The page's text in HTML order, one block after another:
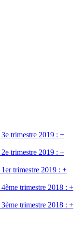
trimestre 2019 : +
trimestre 2019 : +
trimestre 2019 : +
trimestre 2018 : +
trimestre 2018 : +